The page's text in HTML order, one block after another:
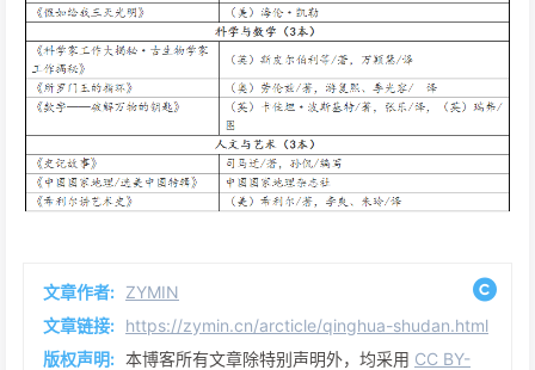
文章作者: ZYMIN
文章链接: https://zymin.cn/arcticle/qinghua-shudan.html
版权声明: 本博客所有文章除特别声明外，均采用 CC BY-